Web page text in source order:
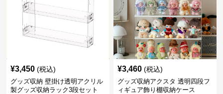
¥3,450 (税込)
グッズ収納 壁掛け透明アクリル
製グッズ収納ラック3段セット
¥3,460 (税込)
グッズ収納アクスタ 透明四段フ
ィギュア飾り棚収納ケース